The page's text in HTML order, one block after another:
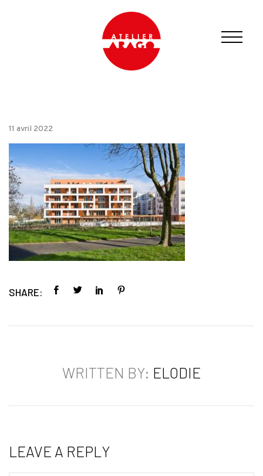
11 avril 2022
SHARE:
WRITTEN BY: ELODIE
LEAVE A REPLY